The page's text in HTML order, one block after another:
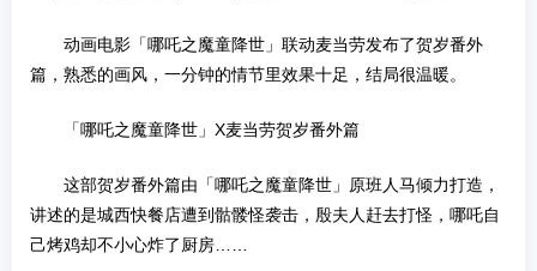
动画电影「哪吒之魔童降世」联动麦当劳发布了贺岁番外
篇，熟悉的画风，一分钟的情节里效果十足，结局很温暖。
「哪吒之魔童降世」X麦当劳贺岁番外篇
这部贺岁番外篇由「哪吒之魔童降世」原班人马倾力打造，
讲述的是城西快餐店遭到骷髅怪袭击，殷夫人赶去打怪，哪吒自
己烤鸡却不小心炸了厨房……